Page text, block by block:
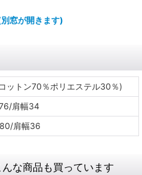
窓が開きます)
ットン70％ポリエステル30％)
肩幅34
肩幅36
な商品も買っています